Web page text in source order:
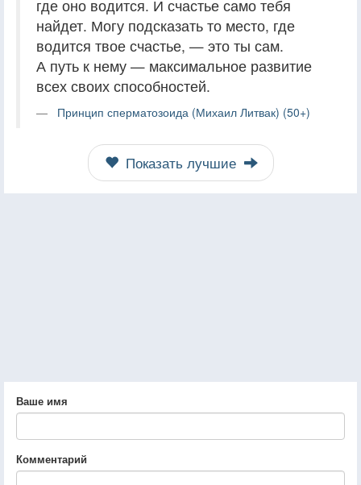
где оно водится. И счастье само тебя
найдет. Могу подсказать то место, где
водится твое счастье, — это ты сам.
А путь к нему — максимальное развитие
всех своих способностей.
Принцип сперматозоида (Михаил Литвак) (50+)
Показать лучшие
Ваше имя
Комментарий